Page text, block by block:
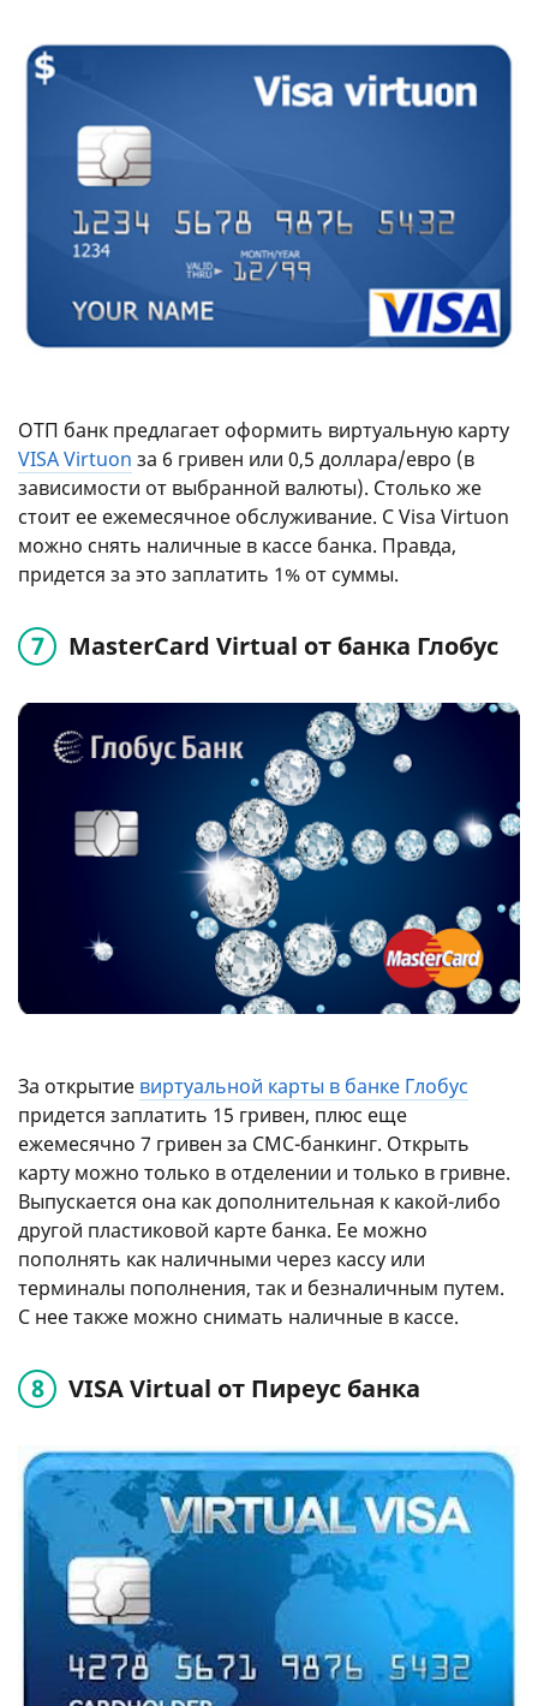
ОТП банк предлагает оформить виртуальную карту
VISA Virtuon за 6 гривен или 0,5 доллара/евро (в
зависимости от выбранной валюты). Столько же
стоит ее ежемесячное обслуживание. С Visa Virtuon
можно снять наличные в кассе банка. Правда,
придется за это заплатить 1% от суммы.
MasterCard Virtual от банка Глобус
За открытие виртуальной карты в банке Глобус
придется заплатить 15 гривен, плюс еще
ежемесячно 7 гривен за СМС-банкинг. Открыть
карту можно только в отделении и только в гривне.
Выпускается она как дополнительная к какой-либо
другой пластиковой карте банка. Ее можно
пополнять как наличными через кассу или
терминалы пополнения, так и безналичным путем.
С нее также можно снимать наличные в кассе.
VISA Virtual от Пиреус банка